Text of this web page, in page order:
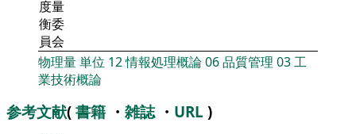
度量
衡委
員会
物理量単位 12情報処理概論06品質管理 03工
業技術概論
参考文献( 書籍 ・ 雑誌・ URL )